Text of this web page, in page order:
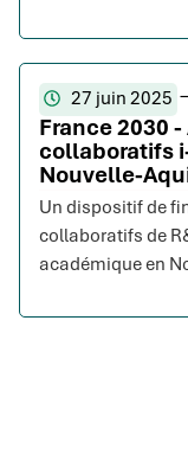
27 juin 2025
France 2030
collaboratifs
Nouvelle-
Un dispositif de
collaboratifs de
académique en